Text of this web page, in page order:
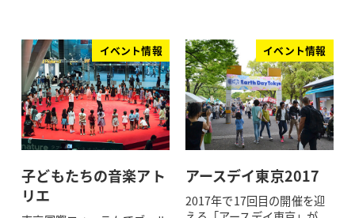
イベント情報
子どもたちの音楽アト
リエ
イベント情報
アースデイ東京2017
2017年で17回目の開催を迎